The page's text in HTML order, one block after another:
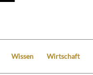
Wissen Wirtschaft